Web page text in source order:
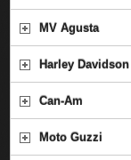
MV Agusta
Harley Davidson
Can-Am
Moto Guzzi